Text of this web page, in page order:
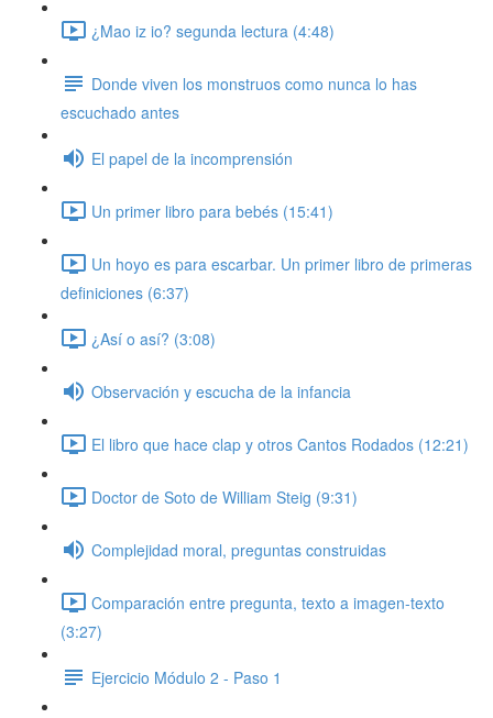
¿Mao iz io? segunda lectura (4:48)
Donde viven los monstruos como nunca lo has
escuchado antes
El papel de la incomprensión
Un primer libro para bebés (15:41)
Un hoyo es para escarbar. Un primer libro de primeras
definiciones (6:37)
¿Así o así? (3:08)
Observación y escucha de la infancia
El libro que hace clap y otros Cantos Rodados (12:21)
Doctor de Soto de William Steig (9:31)
Complejidad moral, preguntas construidas
Comparación entre pregunta, texto a imagen-texto
(3:27)
Ejercicio Módulo 2 - Paso 1